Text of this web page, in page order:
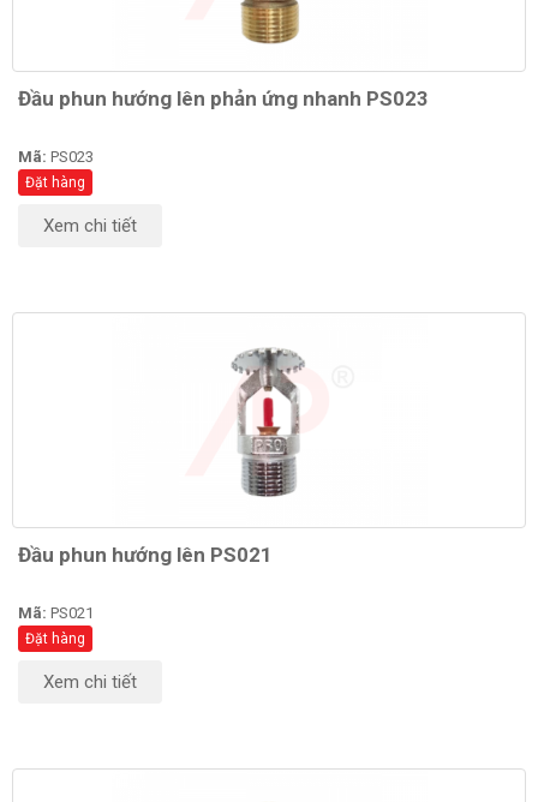
Đầu phun hướng lên phản ứng nhanh PS023
Mã: PS023
Đặt hàng
Xem chi tiết
Đầu phun hướng lên PS021
Mã: PS021
Đặt hàng
Xem chi tiết